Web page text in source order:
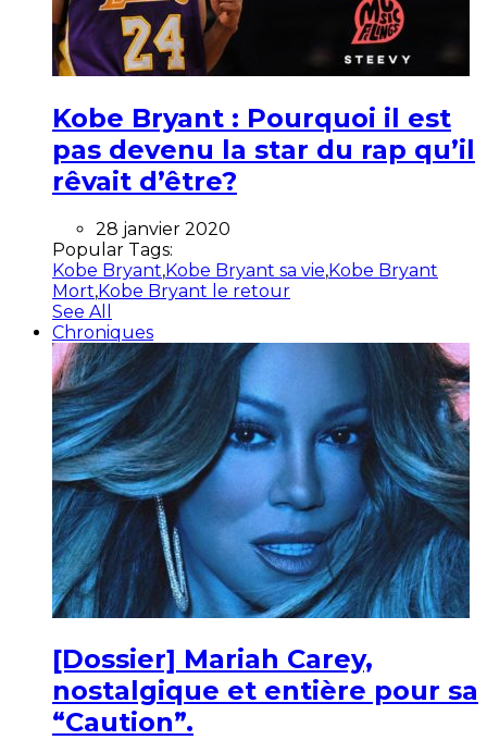
Kobe Bryant : Pourquoi il est
pas devenu la star du rap qu’il
rêvait d’être?
28 janvier 2020
Popular Tags:
Kobe Bryant,Kobe Bryant sa vie,Kobe Bryant
Mort,Kobe Bryant le retour
See All
Chroniques
[Dossier] Mariah Carey,
nostalgique et entière pour sa
“Caution”.